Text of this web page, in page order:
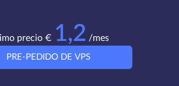
precio € 1,2 /mes
PRE-PEDIDO DE VPS